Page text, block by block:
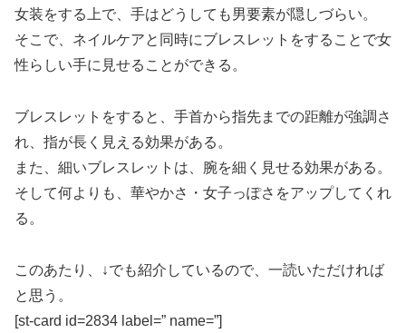
女装をする上で、手はどうしても男要素が隠しづらい。
そこで、ネイルケアと同時にブレスレットをすることで女
性らしい手に見せることができる。
ブレスレットをすると、手首から指先までの距離が強調さ
れ、指が長く見える効果がある。
また、細いブレスレットは、腕を細く見せる効果がある。
そして何よりも、華やかさ・女子っぽさをアップしてくれ
る。
このあたり、↓でも紹介しているので、一読いただければ
と思う。
[st-card id=2834 label=” name=”]